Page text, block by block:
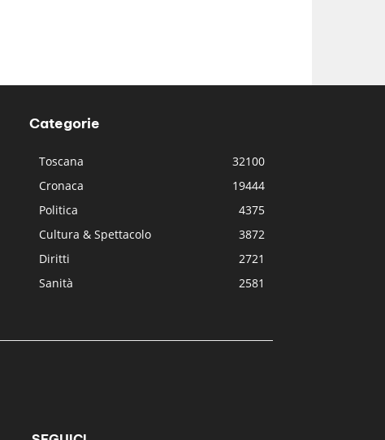
Categorie
Toscana
32100
Cronaca
19444
Politica
4375
Cultura & Spettacolo
3872
Diritti
2721
Sanità
2581